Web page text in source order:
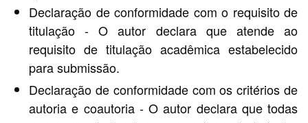
Declaração de conformidade com o requisito de
titulação - O autor declara que atende ao
requisito de titulação acadêmica estabelecido
para submissão.
Declaração de conformidade com os critérios de
autoria e coautoria - O autor declara que todas